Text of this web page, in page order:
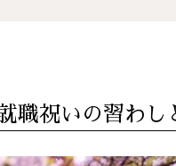
職祝いの習わし